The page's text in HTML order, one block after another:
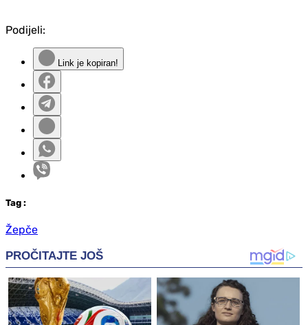
Podijeli:
Link je kopiran!
Tag :
Žepče